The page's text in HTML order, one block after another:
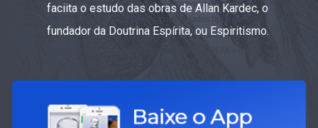
faciita o estudo das obras de Allan Kardec, o
fundador da Doutrina Espírita, ou Espiritismo.